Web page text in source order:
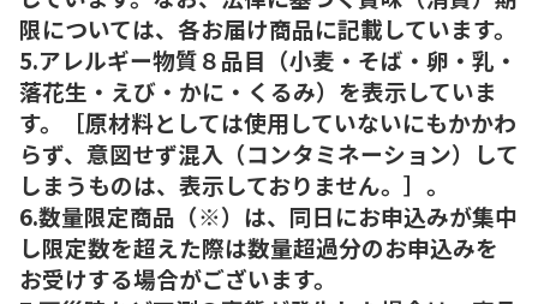
限については、各お届け商品に記載しています。
5.アレルギー物質８品目（小麦・そば・卵・乳・
落花生・えび・かに・くるみ）を表示していま
す。［原材料としては使用していないにもかかわ
らず、意図せず混入（コンタミネーション）して
しまうものは、表示しておりません。］。
6.数量限定商品（※）は、同日にお申込みが集中
し限定数を超えた際は数量超過分のお申込みを
お受けする場合がございます。